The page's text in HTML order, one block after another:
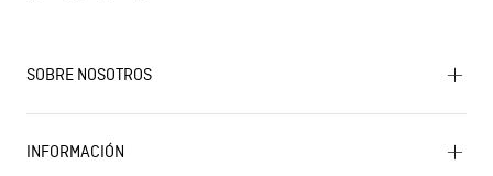
SOBRE NOSOTROS
Encuentra tu tienda
Historia de la marca
INFORMACIÓN